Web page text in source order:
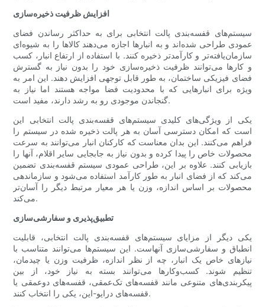
افزایش ظرفیت ذخیره‌سازی
سیستم‌های قفسه‌بندی پالت انتخابی برای به حداکثر رساندن فضای
عمودی طراحی شده‌اند و به انبارها اجازه می‌دهند کالاها را به شیوه‌ای
سازمان‌یافته‌تر و کارآمدتر ذخیره کنند. با استفاده از ارتفاع انبار، کسب
و کارها می‌توانند ظرفیت ذخیره‌سازی خود را بدون نیاز به گسترش
فضای فیزیکی ساختمان، به طور قابل توجهی افزایش دهند. این امر به
ویژه برای انبارهایی که با محدودیت فضا مواجه هستند اما نیاز به
گنجاندن موجودی رو به رشد دارند، مفید است.
یکی از ویژگی‌های کلیدی سیستم‌های قفسه‌بندی پالت انتخابی این
است که امکان دسترسی آسان به هر پالت ذخیره شده در سیستم را
فراهم می‌کنند. این بدان معناست که کارکنان انبار می‌توانند به سرعت
محصولات خاص را پیدا کرده و بدون نیاز به جابجایی سایر اقلام، آنها را
بازیابی کنند. علاوه بر این، طراحی عمودی سیستم قفسه‌بندی تضمین
می‌کند که از فضای انبار به طور کارآمد استفاده می‌شود و سازماندهی
محصولات بر اساس اندازه، وزن یا هر معیار مرتبط دیگر را آسان‌تر
می‌کند.
تطبیق‌پذیری و سفارشی‌سازی
یکی دیگر از مزایای سیستم‌های قفسه‌بندی پالت انتخابی، قابلیت
انطباق و سفارشی‌سازی آنهاست. این سیستم‌ها می‌توانند متناسب با
نیازهای خاص یک انبار، چه از نظر اندازه، ظرفیت وزن یا چیدمان،
تنظیم شوند. کسب‌وکارها می‌توانند بسته به نیاز خود، از بین
پیکربندی‌های متنوعی مانند قفسه‌های تک‌عمقی، قفسه‌های دوعمقی یا
قفسه‌های درایو-این، یکی را انتخاب کنند.